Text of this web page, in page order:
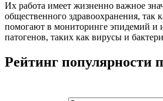
Их работа имеет жизненно важное
общественного здравоохранения, так
помогают в мониторинге эпидемий и
патогенов, таких как вирусы и
Рейтинг популярности